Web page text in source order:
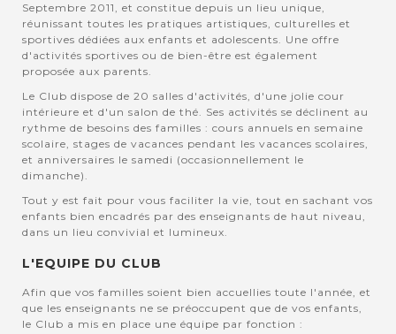
Septembre 2011, et constitue depuis un lieu unique,
réunissant toutes les pratiques artistiques, culturelles et
sportives dédiées aux enfants et adolescents. Une offre
d'activités sportives ou de bien-être est également
proposée aux parents.
Le Club dispose de 20 salles d'activités, d'une jolie cour
intérieure et d'un salon de thé. Ses activités se déclinent au
rythme de besoins des familles : cours annuels en semaine
scolaire, stages de vacances pendant les vacances scolaires,
et anniversaires le samedi (occasionnellement le
dimanche).
Tout y est fait pour vous faciliter la vie, tout en sachant vos
enfants bien encadrés par des enseignants de haut niveau,
dans un lieu convivial et lumineux.
L'EQUIPE DU CLUB
Afin que vos familles soient bien accuellies toute l'année, et
que les enseignants ne se préoccupent que de vos enfants,
le Club a mis en place une équipe par fonction :